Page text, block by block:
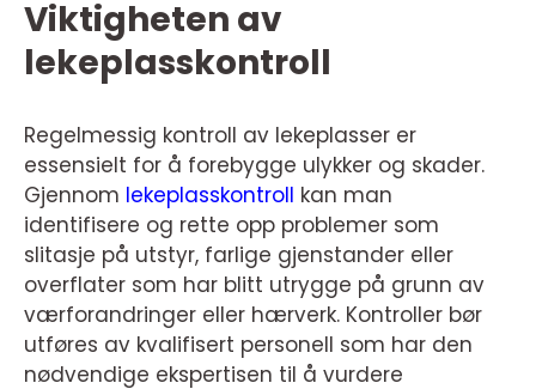
Viktigheten av
lekeplasskontroll
Regelmessig kontroll av lekeplasser er
essensielt for å forebygge ulykker og skader.
Gjennom lekeplasskontroll kan man
identifisere og rette opp problemer som
slitasje på utstyr, farlige gjenstander eller
overflater som har blitt utrygge på grunn av
værforandringer eller hærverk. Kontroller bør
utføres av kvalifisert personell som har den
nødvendige ekspertisen til å vurdere